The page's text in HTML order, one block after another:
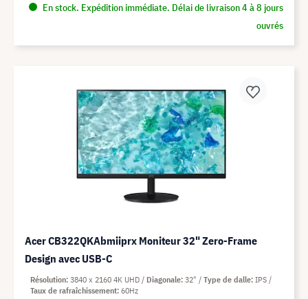
En stock. Expédition immédiate. Délai de livraison 4 à 8 jours
ouvrés
Acer CB322QKAbmiiprx Moniteur 32" Zero-Frame
Design avec USB-C
Résolution 3840 x 2160 4K UHD Diagonale 32" Type de dalle IPS
Taux de rafraîchissement 60Hz